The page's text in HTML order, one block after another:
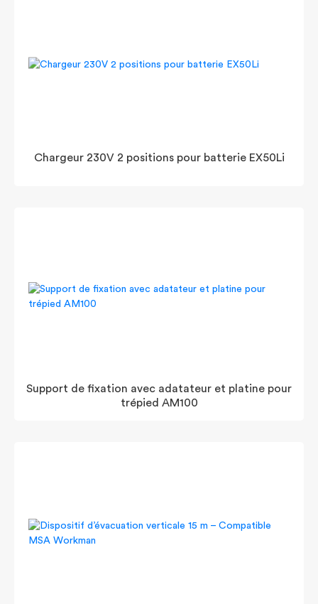
Chargeur 230V 2 positions pour batterie EX50Li
Support de fixation avec adatateur et platine pour
trépied AM100